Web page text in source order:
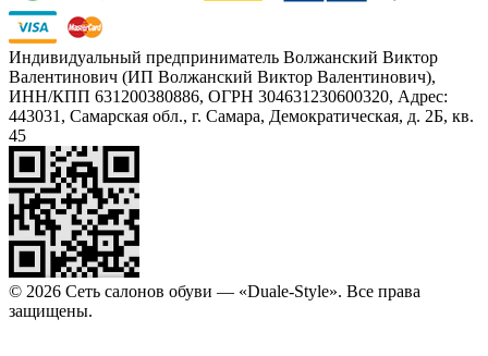
Индивидуальный предприниматель Волжанский Виктор
Валентинович (ИП Волжанский Виктор Валентинович),
ИНН/КПП 631200380886, ОГРН 304631230600320, Адрес:
443031, Самарская обл., г. Самара, Демократическая, д. 2Б, кв.
45
© 2026 Сеть салонов обуви — «Duale-Style». Все права
защищены.